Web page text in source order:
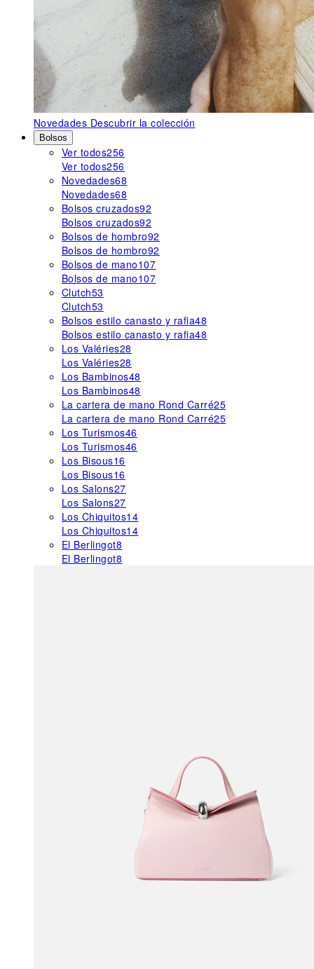
Novedades Descubrir la colección
Bolsos
Ver todos256
Ver todos256
Novedades68
Novedades68
Bolsos cruzados92
Bolsos cruzados92
Bolsos de hombro92
Bolsos de hombro92
Bolsos de mano107
Bolsos de mano107
Clutch53
Clutch53
Bolsos estilo canasto y rafia48
Bolsos estilo canasto y rafia48
Los Valéries28
Los Valéries28
Los Bambinos48
Los Bambinos48
La cartera de mano Rond Carré25
La cartera de mano Rond Carré25
Los Turismos46
Los Turismos46
Los Bisous16
Los Bisous16
Los Salons27
Los Salons27
Los Chiquitos14
Los Chiquitos14
El Berlingot8
El Berlingot8